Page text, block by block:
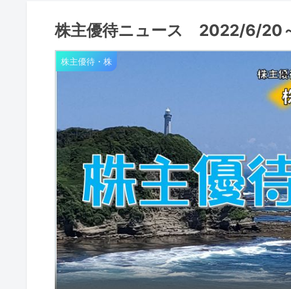
株主優待ニュース 2022/6/20
株主優待・株